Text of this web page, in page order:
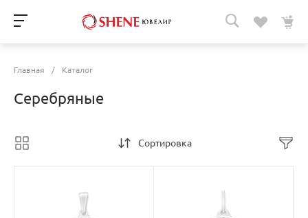
Главная / Каталог
Серебряные
Сортировка